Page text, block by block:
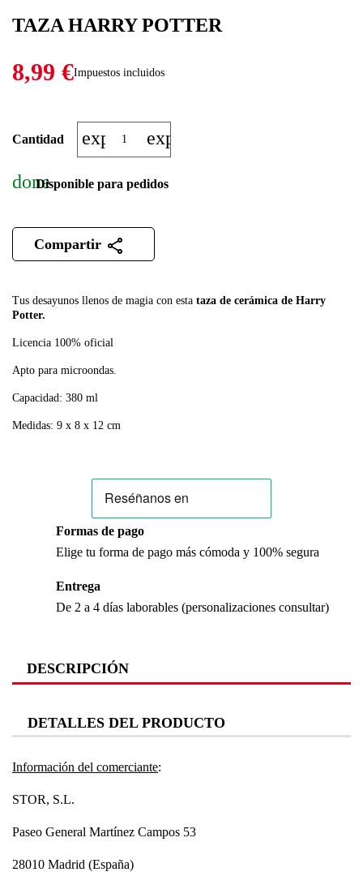
TAZA HARRY POTTER
8,99 €Impuestos incluidos
Tus desayunos llenos de magia con esta taza de cerámica de Harry
Potter.
Licencia 100% oficial
Apto para microondas.
Capacidad: 380 ml
Medidas: 9 x 8 x 12 cm
Cantidad expand_moreexpand_less
doneDisponible para pedidos
Compartir
Formas de pago
Elige tu forma de pago más cómoda y 100% segura
Entrega
De 2 a 4 días laborables (personalizaciones consultar)
DESCRIPCIÓN
DETALLES DEL PRODUCTO
Información del comerciante:
STOR, S.L.
Paseo General Martínez Campos 53
28010 Madrid (España)